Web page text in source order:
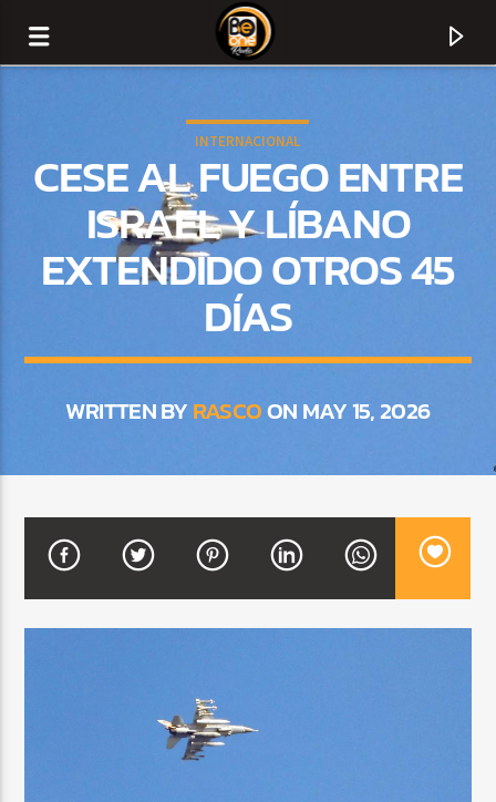
CURRENT TRACK
ARTIST
FIESTA DJ MIX
INTERNACIONAL
CESE AL FUEGO ENTRE
ISRAEL Y LÍBANO
EXTENDIDO OTROS 45
DÍAS
WRITTEN BYRASCOON MAY 15, 2026